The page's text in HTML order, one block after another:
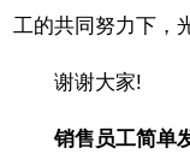
工的共同努力下，
谢谢大家!
销售员工简单